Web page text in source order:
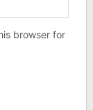
browser for